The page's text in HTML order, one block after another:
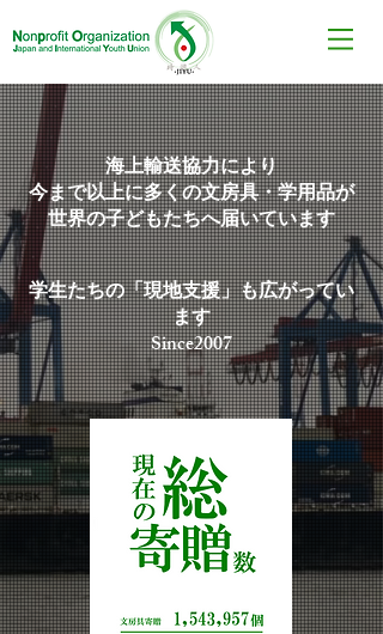
海上輸送協力により
今まで以上に多くの文房具・学用品が
世界の子どもたちへ届いています
学生たちの「現地支援」も広がってい
ます
Since2007